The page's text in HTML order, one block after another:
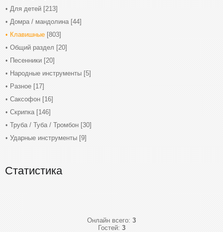
Для детей [213]
Домра / мандолина [44]
Клавишные [803]
Общий раздел [20]
Песенники [20]
Народные инструменты [5]
Разное [17]
Саксофон [16]
Скрипка [146]
Труба / Туба / Тромбон [30]
Ударные инструменты [9]
Статистика
Онлайн всего: 3
Гостей: 3